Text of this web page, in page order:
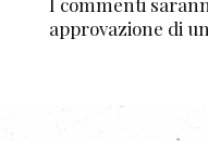
approvazione di